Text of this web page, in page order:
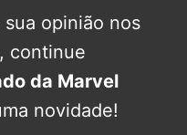
sua opinião nos
continue
da Marvel
novidade!